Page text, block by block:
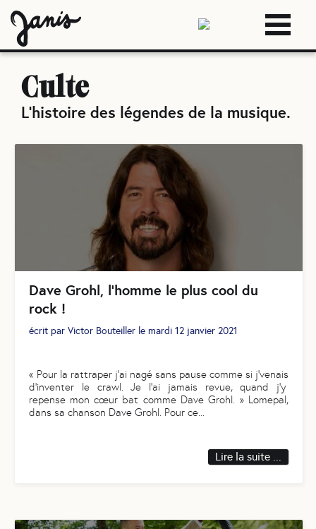
Culte
L'histoire des légendes de la musique.
Dave Grohl, l’homme le plus cool du
rock !
écrit par Victor Bouteiller le mardi 12 janvier 2021
« Pour la rattraper j’ai nagé sans pause comme si j’venais
d’inventer le crawl. Je l’ai jamais revue, quand j’y
repense mon cœur bat comme Dave Grohl. » Lomepal,
dans sa chanson Dave Grohl. Pour ce
Lire la suite ...